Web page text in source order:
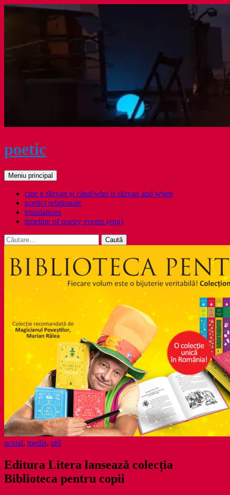
Sari
poetic
Caută
Meniu principal
cine e răzvan și când/who is răzvan and when
poetici relaţionale
translations
timeline of poetry events (eng)
Caută
după:
actual, media, util
Editura Litera lansează colecția
Biblioteca pentru copii